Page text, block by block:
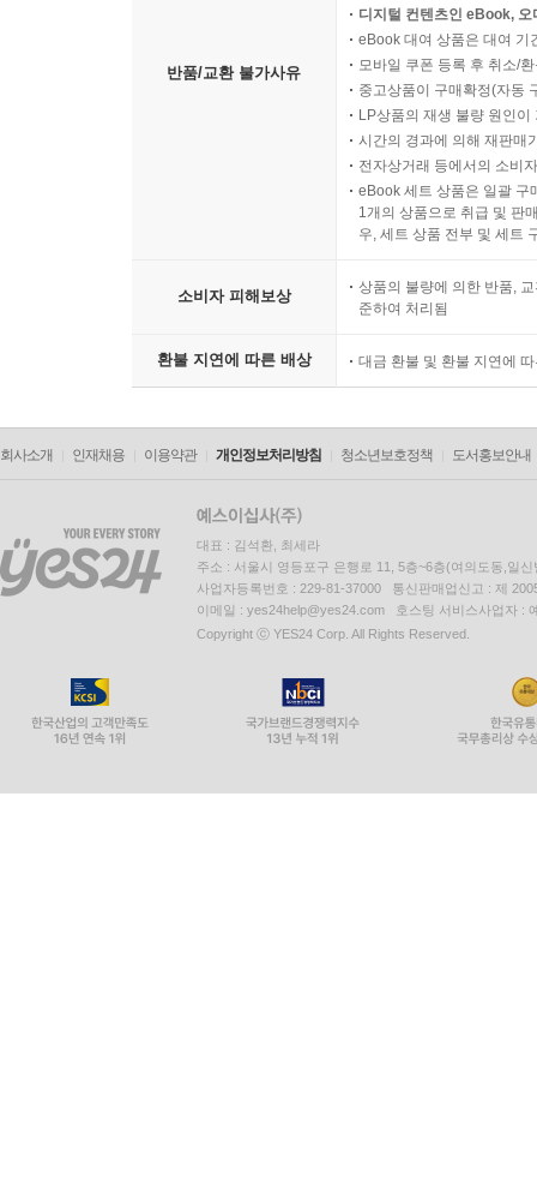
반품/교환 불가사유
디지털 컨텐츠인 eBook,
eBook 대여 상품은 대여 기
모바일 쿠폰 등록 후 취소/
중고상품이 구매확정(자동
LP상품의 재생 불량 원인
시간의 경과에 의해 재판매
전자상거래 등에서의 소비
eBook 세트 상품은 일괄 구
1개의 상품으로 취급 및 판
우, 세트 상품 전부 및 세트
소비자 피해보상
상품의 불량에 의한 반품,
준하여 처리됨
환불 지연에 따른 배상 대금 환불 및 환불 지연에
회사소개 인재채용 이용약관 개인정보처리방침 청소년보호정책 도서홍보안내
대표 : 김석환, 최세라
주소 : 서울시 영등포구 은행로 11, 5층~6층(여의도동,일신
사업자등록번호 : 229-81-37000 통신판매업신고 : 제
이메일 : yes24help@yes24.com 호스팅 서비스사업자 :
Copyright ⓒ YES24 Corp. All Rights Reserved.